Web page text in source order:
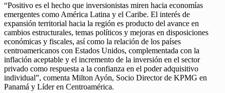
“Positivo es el hecho que inversionistas miren hacia economías
emergentes como América Latina y el Caribe. El interés de
expansión territorial hacia la región es producto del avance en
cambios estructurales, temas políticos y mejoras en disposiciones
económicas y fiscales, así como la relación de los países
centroamericanos con Estados Unidos, complementada con la
inflación aceptable y el incremento de la inversión en el sector
privado como respuesta a la confianza en el poder adquisitivo
individual”, comenta Milton Ayón, Socio Director de KPMG en
Panamá y Líder en Centroamérica.